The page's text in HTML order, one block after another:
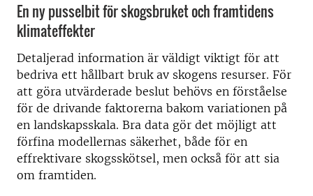
En ny pusselbit för skogsbruket och framtidens
klimateffekter
Detaljerad information är väldigt viktigt för att
bedriva ett hållbart bruk av skogens resurser. För
att göra utvärderade beslut behövs en förståelse
för de drivande faktorerna bakom variationen på
en landskapsskala. Bra data gör det möjligt att
förfina modellernas säkerhet, både för en
effrektivare skogsskötsel, men också för att sia
om framtiden.